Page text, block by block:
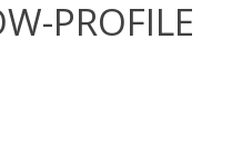
PROFILE